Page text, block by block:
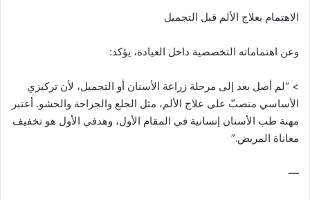
الاهتمام بعلاج الألم قبل التجميل
وعن اهتماماته التخصصية داخل العيادة، يؤكد:
> “لم أصل بعد إلى مرحلة زراعة الأسنان أو التجميل، لأن تركيزي
الأساسي منصبّ على علاج الألم، مثل الخلع والجراحة والحشو. أعتبر
مهنة طب الأسنان إنسانية في المقام الأول، وهدفي الأول هو تخفيف
معاناة المريض.”
—